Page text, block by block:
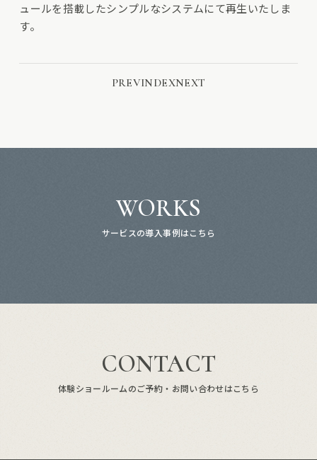
ュールを搭載したシンプルなシステムにて再生いたしま
す。
PREVINDEXNEXT
WORKS
サービスの導入事例はこちら
CONTACT
体験ショールームのご予約・お問い合わせはこちら